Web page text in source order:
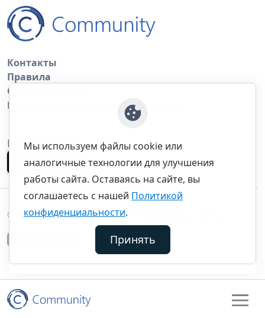
Контакты
Правила
Обратная связь
Правила копирования материалов
Приложение
©thecommunity.ru 2026. Все права защищены.
Мы используем файлы cookie или
аналогичные технологии для улучшения
работы сайта. Оставаясь на сайте, вы
соглашаетесь с нашей Политикой
конфиденциальности.
Принять